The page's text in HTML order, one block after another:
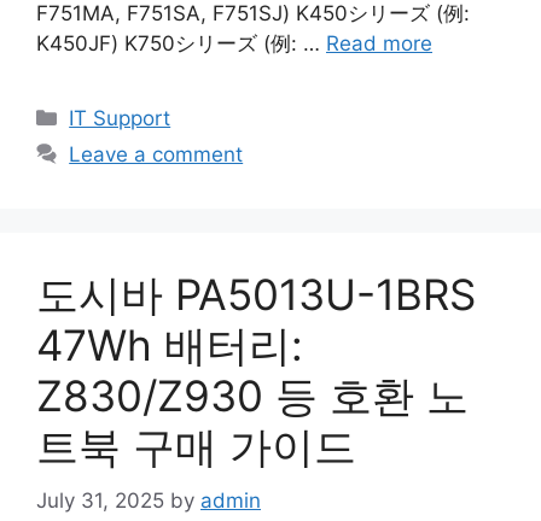
F751MA, F751SA, F751SJ) K450シリーズ (例:
K450JF) K750シリーズ (例: … Read more
Categories
IT Support
Leave a comment
도시바 PA5013U-1BRS
47Wh 배터리:
Z830/Z930 등 호환 노
트북 구매 가이드
July 31, 2025 by admin